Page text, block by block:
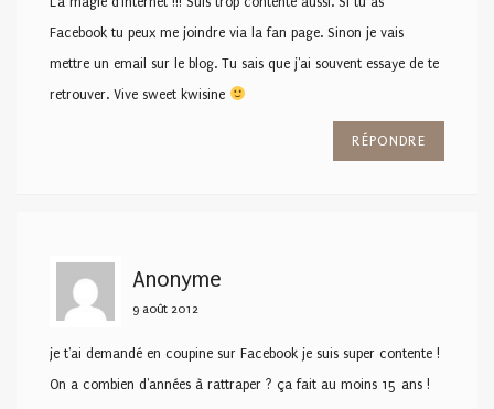
Facebook tu peux me joindre via la fan page. Sinon je vais
mettre un email sur le blog. Tu sais que j'ai souvent essaye de te
retrouver. Vive sweet kwisine
RÉPONDRE
Anonyme
9 août 2012
je t'ai demandé en coupine sur Facebook je suis super contente !
On a combien d'années à rattraper ? ça fait au moins 15 ans !